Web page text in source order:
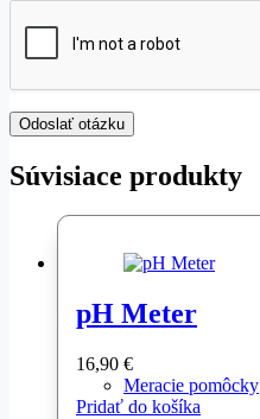
Súvisiace produkty
pH Meter
16,90 €
Meracie pomôcky
Pridať do košíka